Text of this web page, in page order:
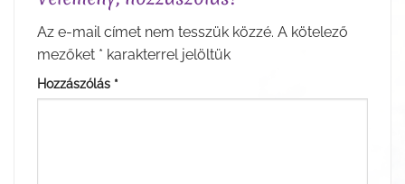
Az e-mail címet nem tesszük közzé. A kötelező
mezőket * karakterrel jelöltük
Hozzászólás *